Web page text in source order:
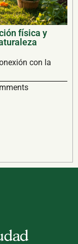
física y
con la